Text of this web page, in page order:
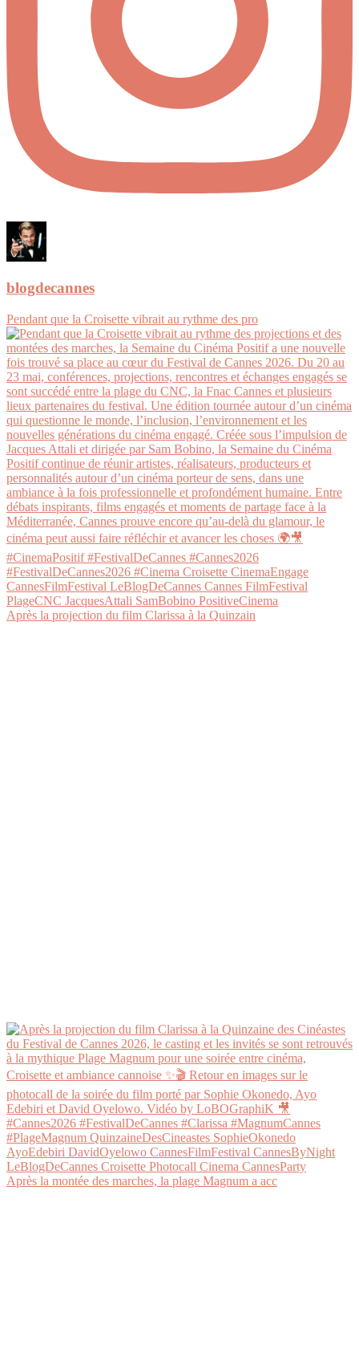
blogdecannes
Pendant que la Croisette vibrait au rythme des pro
Après la projection du film Clarissa à la Quinzain
Après la montée des marches, la plage Magnum a acc